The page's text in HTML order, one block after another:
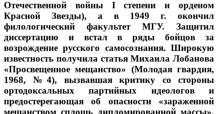
Отечественной войны I степени и орденом
Красной Звезды), а в 1949 г. окончил
филологический факультет МГУ. Защитил
диссертацию и встал в ряды бойцов за
возрождение русского самосознания. Широкую
известность получила статья Михаила Лобанова
«Просвещенное мещанство» (Молодая гвардия,
1968, №4), вызвавшая критику со стороны
ортодоксальных партийных идеологов и
предостерегающая об опасности «зараженной
мещанством сплошь дипломированной массы».